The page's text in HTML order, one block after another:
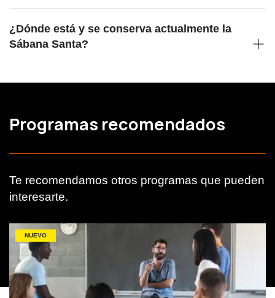
¿Dónde está y se conserva actualmente la
Sábana Santa?
Programas recomendados
Te recomendamos otros programas que pueden
interesarte.
NUEVO